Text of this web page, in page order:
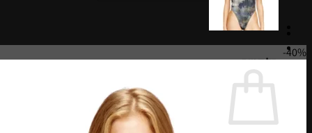
סל קניות
40%-